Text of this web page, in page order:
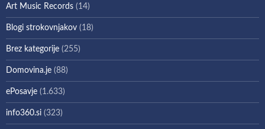
Art Music Records (14)
Blogi strokovnjakov (18)
Brez kategorije (255)
Domovina.je (88)
ePosavje (1.633)
info360.si (323)